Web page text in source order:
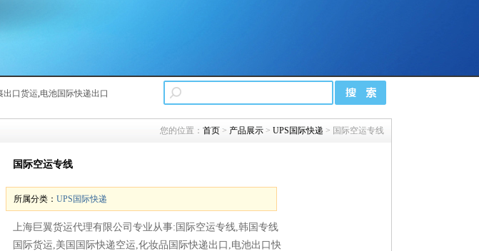
出口货运,电池国际快递出口
您的位置： 首页 > 产品展示 > UPS国际快递 > 国际空运专线
国际空运专线
所属分类： UPS国际快递
上海巨翼货运代理有限公司专业从事:国际空运专线,韩国专线
国际货运,美国国际快递空运,化妆品国际快递出口,电池出口快